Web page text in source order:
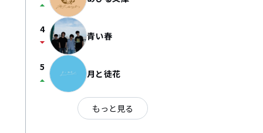
arrow_drop_up
4
arrow_drop_down 青い春
5
arrow_drop_up 月と徒花
もっと見る